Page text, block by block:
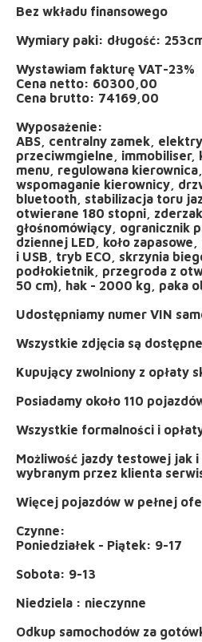
Bez wkładu finansowego
Wymiary paki: długość:
Wystawiam fakturę VAT-23%
Cena netto: 60300,00
Cena brutto: 74169,00
Wyposażenie:
ABS, centralny zamek,
przeciwmgielne, immobiliser,
menu, regulowana
wspomaganie kierownicy,
bluetooth, stabilizacja toru
otwierane 180 stopni,
głośnomówiący, ogranicznik
dziennej LED, koło
i USB, tryb ECO, skrzynia
podłokietnik, przegroda z
50 cm), hak - 2000 kg, paka
Udostępniamy numer VIN
Wszystkie zdjęcia są
Kupujący zwolniony z opłaty
Posiadamy około 110
Wszystkie formalności i
Możliwość jazdy testowej jak i
wybranym przez klienta
Więcej pojazdów w pełnej
Czynne:
Poniedziałek - Piątek: 9-17
Sobota: 9-13
Niedziela : nieczynne
Odkup samochodów za